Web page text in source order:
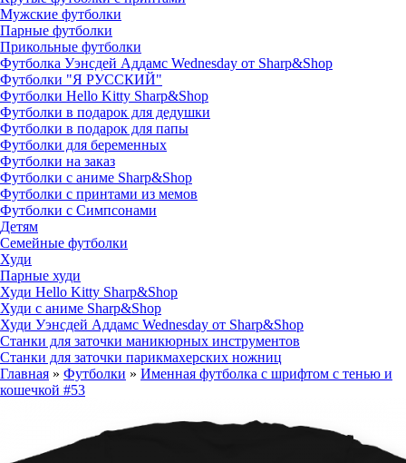
Мужские футболки
Парные футболки
Прикольные футболки
Футболка Уэнсдей Аддамс Wednesday от Sharp&Shop
Футболки "Я РУССКИЙ"
Футболки Hello Kitty Sharp&Shop
Футболки в подарок для дедушки
Футболки в подарок для папы
Футболки для беременных
Футболки на заказ
Футболки с аниме Sharp&Shop
Футболки с принтами из мемов
Футболки с Симпсонами
Детям
Семейные футболки
Худи
Парные худи
Худи Hello Kitty Sharp&Shop
Худи с аниме Sharp&Shop
Худи Уэнсдей Аддамс Wednesday от Sharp&Shop
Станки для заточки маникюрных инструментов
Станки для заточки парикмахерских ножниц
Главная » Футболки » Именная футболка с шрифтом с тенью и
кошечкой #53